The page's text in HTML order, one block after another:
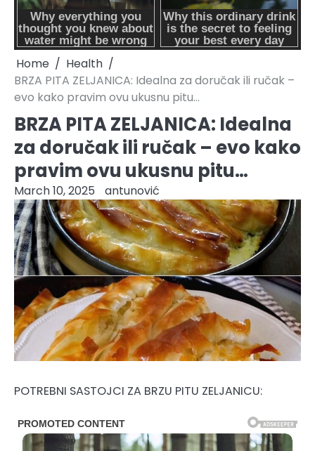
Home
Health
BRZA PITA ZELJANICA: Idealna za doručak ili ručak –
evo kako pravim ovu ukusnu pitu…
BRZA PITA ZELJANICA: Idealna
za doručak ili ručak – evo kako
pravim ovu ukusnu pitu…
March 10, 2025 antunović
POTREBNI SASTOJCI ZA BRZU PITU ZELJANICU: